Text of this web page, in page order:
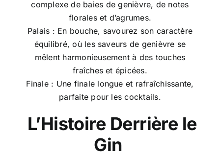
complexe de baies de genièvre, de notes
florales et d’agrumes.
Palais : En bouche, savourez son caractère
équilibré, où les saveurs de genièvre se
mêlent harmonieusement à des touches
fraîches et épicées.
Finale : Une finale longue et rafraîchissante,
parfaite pour les cocktails.
L’Histoire Derrière le
Gin